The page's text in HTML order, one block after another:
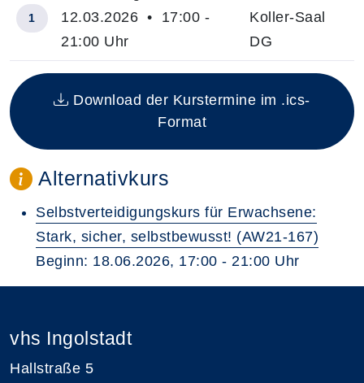
Insgesamt gibt es 1 Termine zum diesen Kurs
1
12.03.2026 • 17:00 -
21:00 Uhr
Koller-Saal
DG
Download der Kurstermine im .ics-
Format
Alternativkurs
Selbstverteidigungskurs für Erwachsene:
Stark, sicher, selbstbewusst! (AW21-167)
Beginn: 18.06.2026, 17:00 - 21:00 Uhr
vhs Ingolstadt
Hallstraße 5